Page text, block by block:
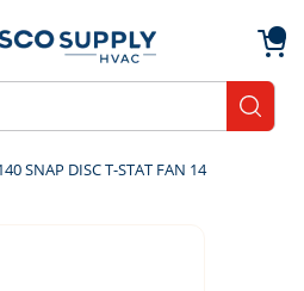
SNAP DISC T-STAT FAN 14